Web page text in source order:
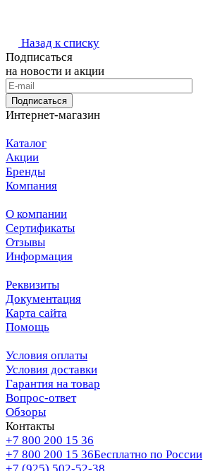
Назад к списку
Подписаться
на новости и акции
Подписаться
Интернет-магазин
Каталог
Акции
Бренды
Компания
О компании
Сертификаты
Отзывы
Информация
Реквизиты
Документация
Карта сайта
Помощь
Условия оплаты
Условия доставки
Гарантия на товар
Вопрос-ответ
Обзоры
Контакты
+7 800 200 15 36
+7 800 200 15 36Бесплатно по России